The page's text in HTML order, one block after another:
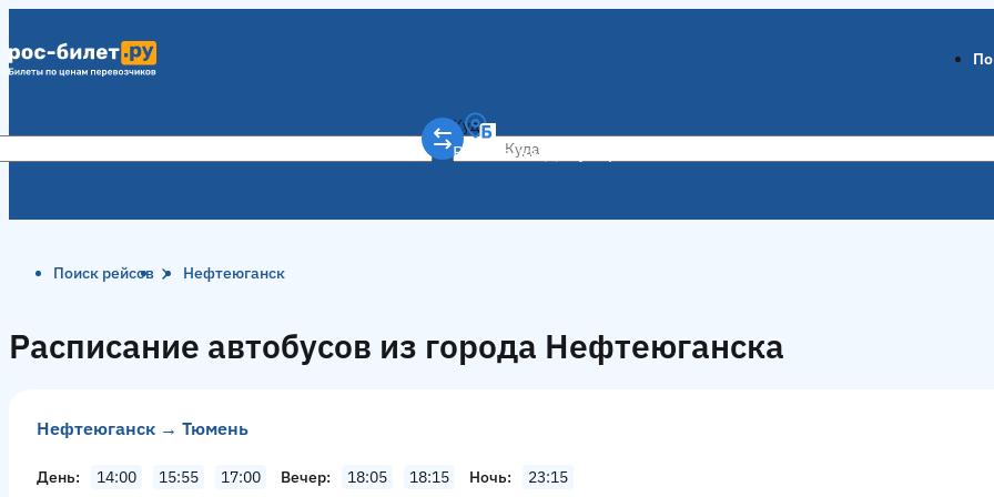
Куда
Ростов-на-Дону
Поиск рейсов Нефтеюганск
Расписание автобусов из города Нефтеюганска
Нефтеюганск → Тюмень
День 14:00 15:55 17:00 Вечер 18:05 18:15 Ночь 23:15